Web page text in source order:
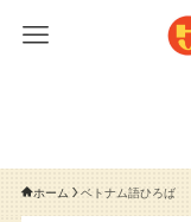
ホーム ベトナム語ひろば